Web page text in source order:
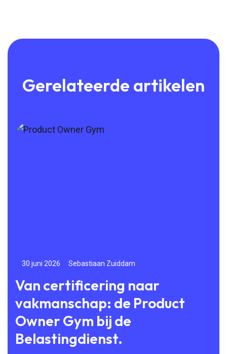
Gerelateerde artikelen
Van certificering naar
vakmanschap: de Product
Owner Gym bij de
Belastingdienst.
Sebastiaan Zuiddam
30 juni 2026